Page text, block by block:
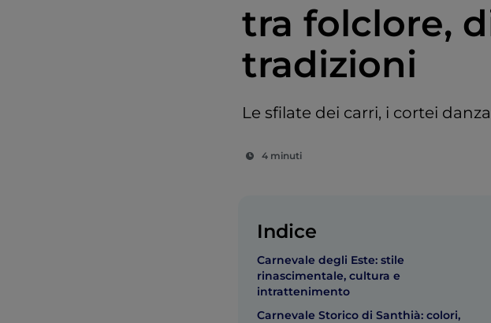
tra folclore,
tradizioni
Le sfilate dei carri, i cortei
4 minuti
Indice
Carnevale degli Este: stile
rinascimentale, cultura e
intrattenimento
Carnevale Storico di Santhià: colori,